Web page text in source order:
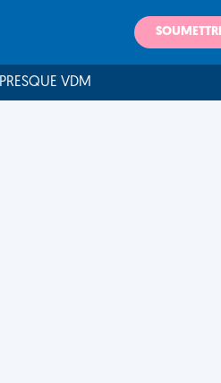
PRESQUE VDM